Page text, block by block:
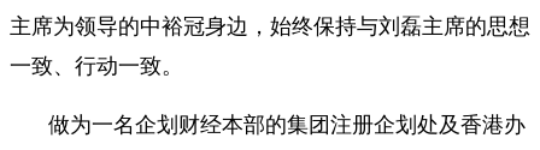
主席为领导的中裕冠身边，始终保持与刘磊主席的思想
一致、行动一致。
做为一名企划财经本部的集团注册企划处及香港办